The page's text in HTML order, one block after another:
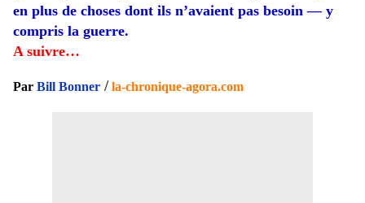
en plus de choses dont ils n’avaient pas besoin — y
compris la guerre.
A suivre…
Par Bill Bonner / la-chronique-agora.com